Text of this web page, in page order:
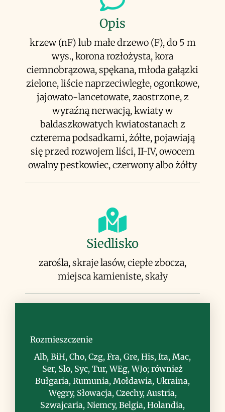
Opis
krzew (nF) lub małe drzewo (F), do 5 m
wys., korona rozłożysta, kora
ciemnobrązowa, spękana, młoda gałązki
zielone, liście naprzeciwległe, ogonkowe,
jajowato-lancetowate, zaostrzone, z
wyraźną nerwacją, kwiaty w
baldaszkowatych kwiatostanach z
czterema podsadkami, żółte, pojawiają
się przed rozwojem liści, II-IV, owocem
owalny pestkowiec, czerwony albo żółty
Siedlisko
zarośla, skraje lasów, ciepłe zbocza,
miejsca kamieniste, skały
Uwagi
często uprawiany krzew owocowy, wiele
odmian; owoce jadalne, smaczne,
używane na surowo i do różnych
Rozmieszczenie
Alb, BiH, Cho, Czg, Fra, Gre, His, Ita, Mac,
Ser, Slo, Syc, Tur, WEg, WJo; również
Bułgaria, Rumunia, Mołdawia, Ukraina,
Węgry, Słowacja, Czechy, Austria,
Szwajcaria, Niemcy, Belgia, Holandia,